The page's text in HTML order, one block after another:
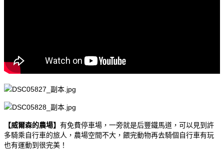
【威爾森的農場】 有免費停車場，一旁就是后豐鐵馬道，可以見到許
多騎乘自行車的旅人，農場空間不大，餵完動物再去騎個自行車有玩
也有運動到很完美！